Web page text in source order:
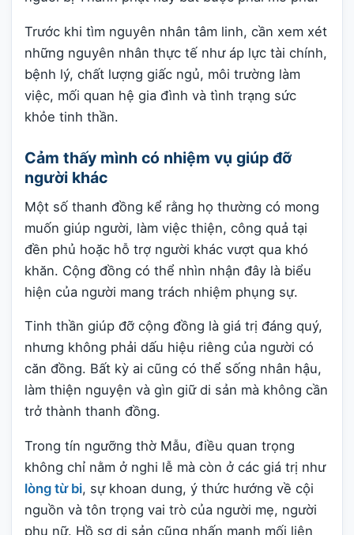
Trước khi tìm nguyên nhân tâm linh, cần xem xét
những nguyên nhân thực tế như áp lực tài chính,
bệnh lý, chất lượng giấc ngủ, môi trường làm
việc, mối quan hệ gia đình và tình trạng sức
khỏe tinh thần.
Cảm thấy mình có nhiệm vụ giúp đỡ
người khác
Một số thanh đồng kể rằng họ thường có mong
muốn giúp người, làm việc thiện, công quả tại
đền phủ hoặc hỗ trợ người khác vượt qua khó
khăn. Cộng đồng có thể nhìn nhận đây là biểu
hiện của người mang trách nhiệm phụng sự.
Tinh thần giúp đỡ cộng đồng là giá trị đáng quý,
nhưng không phải dấu hiệu riêng của người có
căn đồng. Bất kỳ ai cũng có thể sống nhân hậu,
làm thiện nguyện và gìn giữ di sản mà không cần
trở thành thanh đồng.
Trong tín ngưỡng thờ Mẫu, điều quan trọng
không chỉ nằm ở nghi lễ mà còn ở các giá trị như
lòng từ bi, sự khoan dung, ý thức hướng về cội
nguồn và tôn trọng vai trò của người mẹ, người
phụ nữ. Hồ sơ di sản cũng nhấn mạnh mối liên